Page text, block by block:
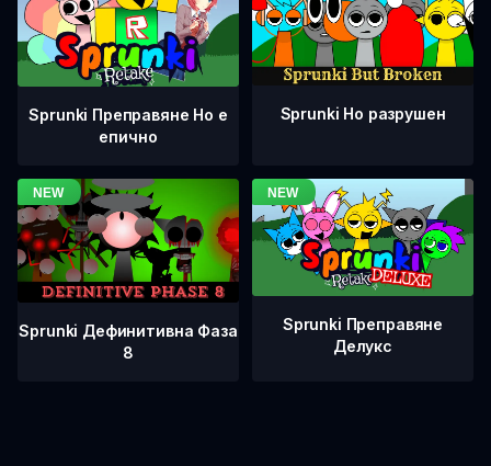
Sprunki Преправяне Но е
епично
Sprunki Но разрушен
Sprunki Дефинитивна Фаза
8
Sprunki Преправяне
Делукс